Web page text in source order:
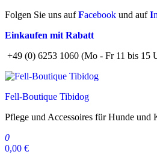
Zum
springen
Folgen Sie uns aufFacebook und aufI
Einkaufen mit Rabatt
+49 (0) 6253 1060 (Mo - Fr 11 bis 15
Fell-Boutique Tibidog
Pflege und Accessoires für Hunde und
0
0,00 €